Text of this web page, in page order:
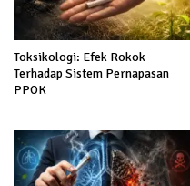
Toksikologi: Efek Rokok
Terhadap Sistem Pernapasan
PPOK